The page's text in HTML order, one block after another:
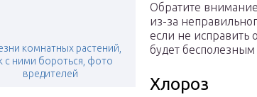
комнатных растений,
с ними бороться, фото
вредителей
Обратите
из-за
если не исправить
будет бесполезным
Хлороз